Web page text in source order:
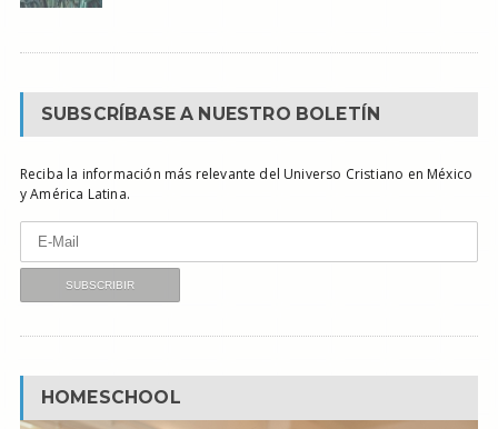
SUBSCRÍBASE A NUESTRO BOLETÍN
Reciba la información más relevante del Universo Cristiano en México
y América Latina.
HOMESCHOOL